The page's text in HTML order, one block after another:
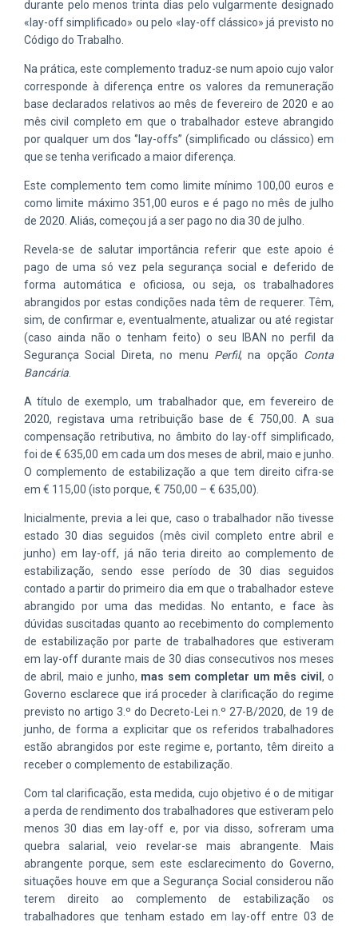
durante pelo menos trinta dias pelo vulgarmente designado
«lay-off simplificado» ou pelo «lay-off clássico» já previsto no
Código do Trabalho.
Na prática, este complemento traduz-se num apoio cujo valor
corresponde à diferença entre os valores da remuneração
base declarados relativos ao mês de fevereiro de 2020 e ao
mês civil completo em que o trabalhador esteve abrangido
por qualquer um dos ‘’lay-offs’’ (simplificado ou clássico) em
que se tenha verificado a maior diferença.
Este complemento tem como limite mínimo 100,00 euros e
como limite máximo 351,00 euros e é pago no mês de julho
de 2020. Aliás, começou já a ser pago no dia 30 de julho.
Revela-se de salutar importância referir que este apoio é
pago de uma só vez pela segurança social e deferido de
forma automática e oficiosa, ou seja, os trabalhadores
abrangidos por estas condições nada têm de requerer. Têm,
sim, de confirmar e, eventualmente, atualizar ou até registar
(caso ainda não o tenham feito) o seu IBAN no perfil da
Segurança Social Direta, no menu Perfil, na opção Conta
Bancária
A título de exemplo, um trabalhador que, em fevereiro de
2020, registava uma retribuição base de € 750,00. A sua
compensação retributiva, no âmbito do lay-off simplificado,
foi de € 635,00 em cada um dos meses de abril, maio e junho.
O complemento de estabilização a que tem direito cifra-se
em € 115,00 (isto porque, € 750,00 – € 635,00).
Inicialmente, previa a lei que, caso o trabalhador não tivesse
estado 30 dias seguidos (mês civil completo entre abril e
junho) em lay-off, já não teria direito ao complemento de
estabilização, sendo esse período de 30 dias seguidos
contado a partir do primeiro dia em que o trabalhador esteve
abrangido por uma das medidas. No entanto, e face às
dúvidas suscitadas quanto ao recebimento do complemento
de estabilização por parte de trabalhadores que estiveram
em lay-off durante mais de 30 dias consecutivos nos meses
de abril, maio e junho, mas sem completar um mês civil, o
Governo esclarece que irá proceder à clarificação do regime
previsto no artigo 3.º do Decreto-Lei n.º 27-B/2020, de 19 de
junho, de forma a explicitar que os referidos trabalhadores
estão abrangidos por este regime e, portanto, têm direito a
receber o complemento de estabilização.
Com tal clarificação, esta medida, cujo objetivo é o de mitigar
a perda de rendimento dos trabalhadores que estiveram pelo
menos 30 dias em lay-off e, por via disso, sofreram uma
quebra salarial, veio revelar-se mais abrangente. Mais
abrangente porque, sem este esclarecimento do Governo,
situações houve em que a Segurança Social considerou não
terem direito ao complemento de estabilização os
trabalhadores que tenham estado em lay-off entre 03 de